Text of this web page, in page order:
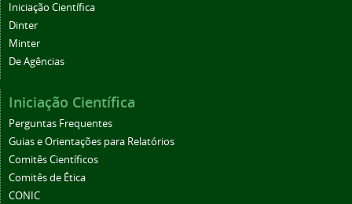
Iniciação Científica
Dinter
Minter
De Agências
Iniciação Científica
Perguntas Frequentes
Guias e Orientações para Relatórios
Comitês Científicos
Comitês de Ética
CONIC